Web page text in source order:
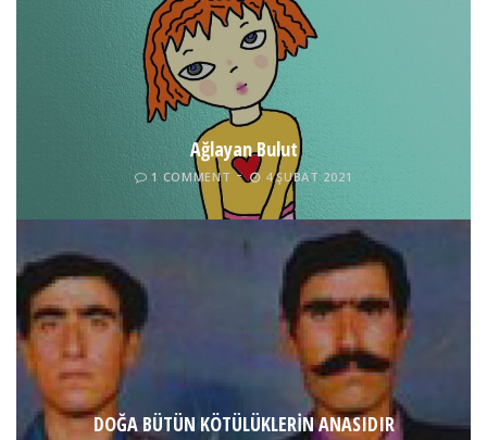
Ağlayan Bulut
1 COMMENT 4 ŞUBAT 2021
DOĞA BÜTÜN KÖTÜLÜKLERİN ANASIDIR
Kısa Film – 10.9.8…